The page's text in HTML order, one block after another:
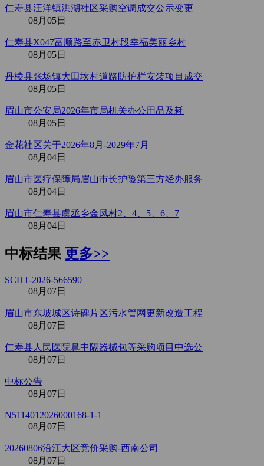
仁寿县汪洋镇洪湖社区采购空调成交公示变更
08月05日
仁寿县X047富顺路至赤卫村段幸福美丽乡村
08月05日
丹棱县张场镇大田坎村道路防护栏安装项目成交
08月05日
眉山市公安局2026年市局机关办公用品及耗
08月05日
金花社区关于2026年8月-2029年7月
08月04日
眉山市医疗保障局眉山市长护险第三方经办服务
08月04日
眉山市仁寿县虞丞乡金凤村2、4、5、6、7
08月04日
中标结果 更多>>
SCHT-2026-566590
08月07日
眉山市东坡城区诗碑片区污水管网更新改造工程
08月07日
仁寿县人民医院鼻中隔器械包等采购项目中选公
08月07日
中标公告
08月07日
N5114012026000168-1-1
08月07日
20260806沿江大区竞价采购-西南公司
08月07日